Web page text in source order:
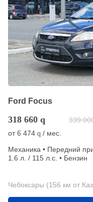
Ford Focus
318 660 q 339
от6 474 q / мес.
Механика • Передний
1.6 л. / 115 л.с. • Бензин
Чебоксары (156 км от